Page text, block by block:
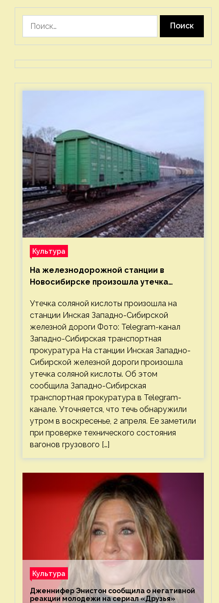
Культура
На железнодорожной станции в
Новосибирске произошла утечка
Утечка соляной кислоты произошла на
станции Инская Западно-Сибирской
железной дороги Фото: Telegram-канал
Западно-Сибирская транспортная
прокуратура На станции Инская Западно-
Сибирской железной дороги произошла
утечка соляной кислоты. Об этом
сообщила Западно-Сибирская
транспортная прокуратура в Telegram-
канале. Уточняется, что течь обнаружили
утром в воскресенье, 2 апреля. Ее заметили
при проверке технического состояния
вагонов грузового […]
Культура
Дженнифер Энистон сообщила о негативной
реакции молодежи на сериал «Друзья»